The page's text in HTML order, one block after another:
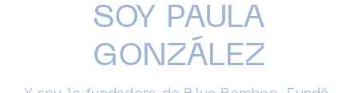
SOY PAULA
GONZÁLEZ